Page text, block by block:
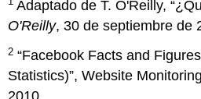
Adaptado de T. O'Reilly,
O'Reilly, 30 de septiembre de
2 “Facebook Facts and
Statistics)”, Website